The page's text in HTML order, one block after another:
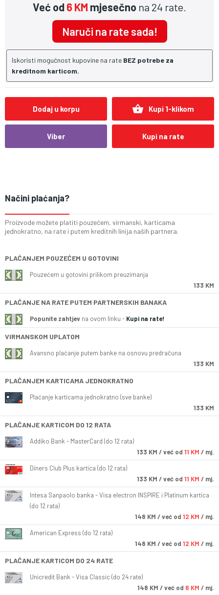
Već od6 KM mjesečno na 24 rate.
Naruči na rate sada!
Iskoristi mogućnost kupovine na rate BEZ potrebe za
kreditnom karticom.
Dodaj u korpu shopping_basket Kupi 1-klikom
Viber Kupi na rate
Načini plaćanja?
Proizvode možete platiti pouzećem, virmanski, karticama
jednokratno, na rate i putem kreditnih linija naših partnera.
PLAĆANJEM POUZEĆEM U GOTOVINI
Pouzećem u gotovini prilikom preuzimanja
133 KM
PLAĆANJE NA RATE PUTEM PARTNERSKIH BANAKA
Popunite zahtjev na ovom linku - Kupi na rate!
VIRMANSKOM UPLATOM
Avansno plaćanje putem banke na osnovu predračuna
133 KM
PLAĆANJEM KARTICAMA JEDNOKRATNO
Plaćanje karticama jednokratno (sve banke)
133 KM
PLAĆANJE KARTICOM DO 12 RATA
Addiko Bank - MasterCard (do 12 rata)
133 KM / već od 11 KM / mj.
Diners Club Plus kartica (do 12 rata)
133 KM / već od 11 KM / mj.
Intesa Sanpaolo banka - Visa electron INSPIRE i Platinum kartica
(do 12 rata)
148 KM / već od 12 KM / mj.
American Express (do 12 rata)
148 KM / već od 12 KM / mj.
PLAĆANJE KARTICOM DO 24 RATE
Unicredit Bank - Visa Classic (do 24 rate)
148 KM / već od 6 KM / mj.